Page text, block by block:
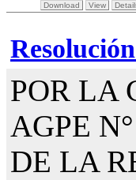
Download View
POR LA
AGPE
DE LA